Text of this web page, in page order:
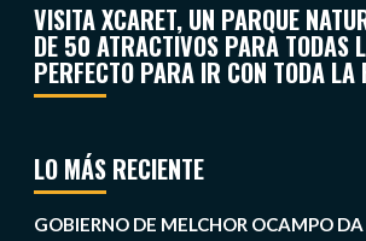
VISITA XCARET, UN PARQUE
DE 50 ATRACTIVOS PARA TODAS
PERFECTO PARA IR CON TODA LA
LO MÁS RECIENTE
GOBIERNO DE MELCHOR OCAMPO